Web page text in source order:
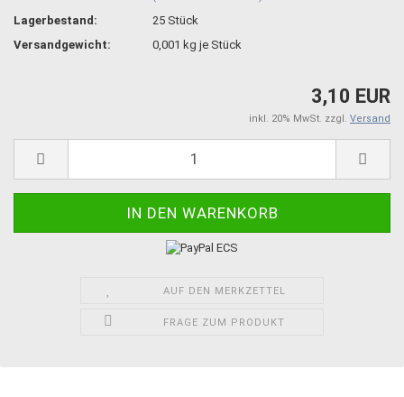
Lagerbestand: 25 Stück
Versandgewicht:
0,001 kg je Stück
3,10 EUR
inkl. 20% MwSt. zzgl. Versand
AUF DEN MERKZETTEL
FRAGE ZUM PRODUKT